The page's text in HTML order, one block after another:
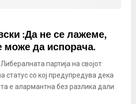
:Да не се лажеме,
може да испорача.
партија на својот
со кој предупредува дека
е алармантна без разлика дали